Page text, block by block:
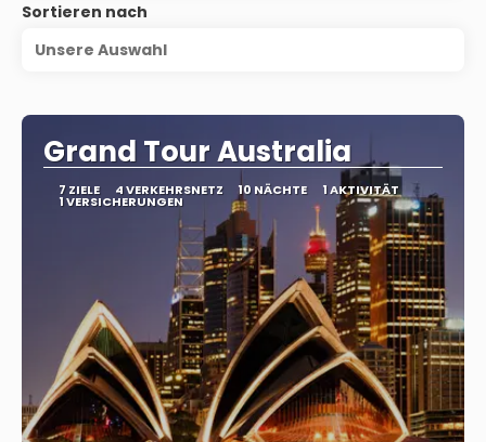
Sortieren nach
Unsere Auswahl
Grand Tour Australia
7 ZIELE 4 VERKEHRSNETZ 10 NÄCHTE 1 AKTIVITÄT
1 VERSICHERUNGEN